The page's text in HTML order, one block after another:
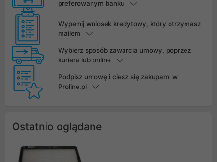
preferowanym banku
Wypełnij wniosek kredytowy, który otrzymasz
mailem
Wybierz sposób zawarcia umowy, poprzez
kuriera lub online
Podpisz umowę i ciesz się zakupami w
Proline.pl
Ostatnio oglądane